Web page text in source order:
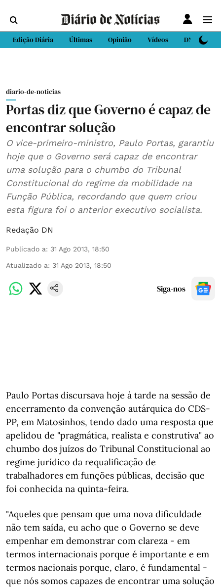
Edição Diária Últimas Opinião Vídeos DN Sport
diario-de-noticias
Portas diz que Governo é capaz de
encontrar solução
O vice-primeiro-ministro, Paulo Portas, garantiu
hoje que o Governo será capaz de encontrar
uma solução para o chumbo do Tribunal
Constitucional do regime da mobilidade na
Função Pública, recordando que quem criou
esta figura foi o anterior executivo socialista.
Redação DN
Publicado a: 31 Ago 2013, 18:50
Atualizado a: 31 Ago 2013, 18:50
Siga-nos
Paulo Portas discursava hoje à tarde na sessão de
encerramento da convenção autárquica do CDS-
PP, em Matosinhos, tendo dado uma resposta que
apelidou de "pragmática, realista e construtiva" ao
chumbo dos juízos do Tribunal Constitucional ao
regime jurídico da requalificação de
trabalhadores em funções públicas, decisão que
foi conhecida na quinta-feira.
"Aqueles que pensam que uma nova dificuldade
não tem saída, eu acho que o Governo se deve
empenhar em demonstrar com clareza - em
termos internacionais porque é importante e em
termos nacionais porque, claro, é fundamental -
que nós somos capazes de encontrar uma solução